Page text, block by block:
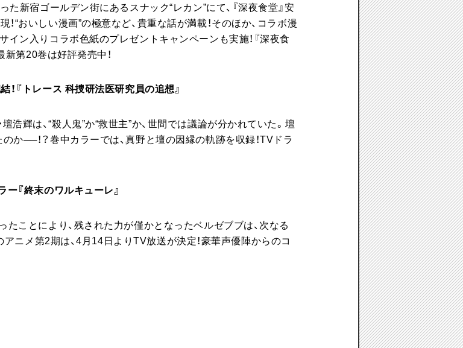
た新宿ゴールデン街にあるスナック“レカン”にて、 『深夜食堂』安
“おいしい漫画”の極意など、貴重な話が満載！そのほか、コラボ漫
サイン入りコラボ色紙のプレゼントキャンペーンも実施！ 『深夜食
新第20巻は好評発売中！
！『トレース 科捜研法医研究員の追想』
輝は、“殺人鬼”か“救世主”か、世間では議論が分かれていた。 壇
か──！？ 巻中カラーでは、真野と壇の因縁の軌跡を収録！TVドラ
ー『終末のワルキューレ』
ったことにより、残された力が僅かとなったベルゼブブは、次なる
ニメ第2期は、4月14日よりTV放送が決定！豪華声優陣からのコ